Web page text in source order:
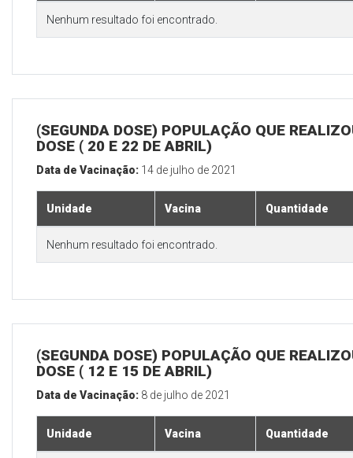
Nenhum resultado foi encontrado.
(SEGUNDA DOSE) POPULAÇÃO QUE
DOSE ( 20 E 22 DE ABRIL)
Data de Vacinação: 14 de julho de 2021
Unidade Vacina Quantidade
Nenhum resultado foi encontrado.
(SEGUNDA DOSE) POPULAÇÃO QUE
DOSE ( 12 E 15 DE ABRIL)
Data de Vacinação: 8 de julho de 2021
Unidade Vacina Quantidade